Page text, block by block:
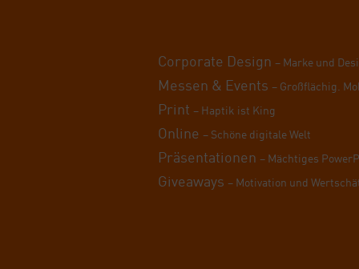
Cor­po­ra­te Design – Mar­ke und
Mes­sen & Events – Groß­flä­chig.
Print – Hap­tik ist King
Online – Schö­ne digi­ta­le Welt
Prä­sen­ta­tio­nen – Mäch­ti­ges
Givea­ways – Moti­va­ti­on und